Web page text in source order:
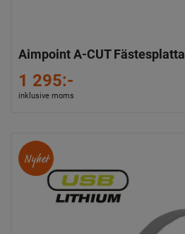
Aimpoint A-CUT Fästesplatta
1 295:-
inklusive moms
Nyhet